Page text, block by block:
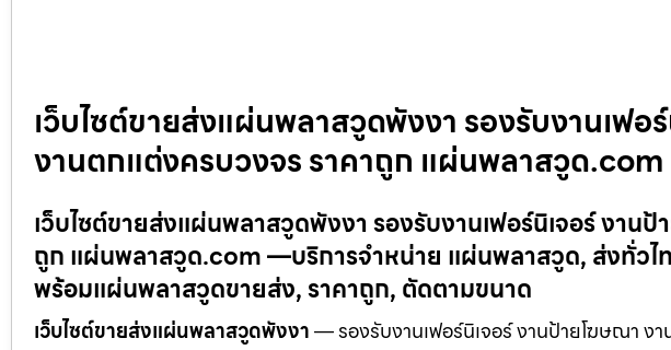
เว็บไซต์ขายส่งแผ่นพลาสวูดพังงา รองรับงานเฟอ
งานตกแต่งครบวงจร ราคาถูก แผ่นพลาสวูด.com
เว็บไซต์ขายส่งแผ่นพลาสวูดพังงา รองรับงานเฟอร์นิเจอร์ งาน
ถูก แผ่นพลาสวูด.com —บริการจำหน่าย แผ่นพลาสวูด, ส่งทั่วไ
พร้อมแผ่นพลาสวูดขายส่ง, ราคาถูก, ตัดตามขนาด
เว็บไซต์ขายส่งแผ่นพลาสวูดพังงา— รองรับงานเฟอร์นิเจอร์ งานป้ายโฆษณา